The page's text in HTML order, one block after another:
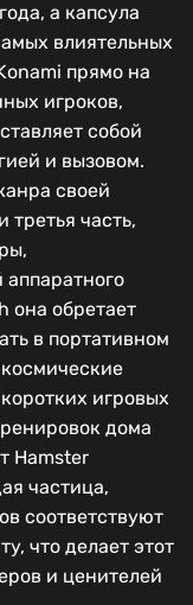
а капсула
влиятельных
прямо на
игроков,
собой
и вызовом.
своей
третья часть,
она обретает
в портативном
игровых
дома
Hamster
частица,
соответствуют
что делает этот
и ценителей